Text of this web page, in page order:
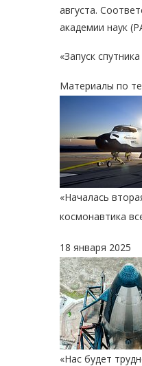
августа.
академии наук
«Запуск
Материалы по
«Началась
космонавтика
18 января 2025
«Нас будет